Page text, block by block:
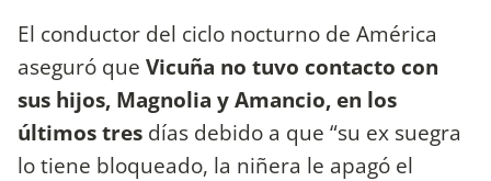
El conductor del ciclo nocturno de América
aseguró que Vicuña no tuvo contacto con
sus hijos, Magnolia y Amancio, en los
últimos tres días debido a que “su ex suegra
lo tiene bloqueado, la niñera le apagó el